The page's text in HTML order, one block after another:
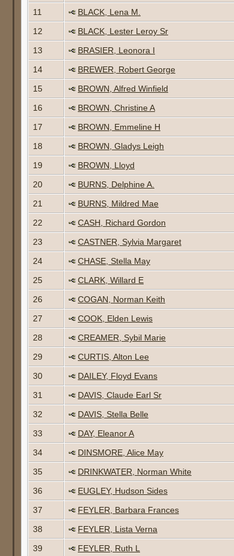
11
BLACK, Lena M.
12
BLACK, Lester Leroy Sr
13
BRASIER, Leonora I
14
BREWER, Robert George
15
BROWN, Alfred Winfield
16
BROWN, Christine A
17
BROWN, Emmeline H
18
BROWN, Gladys Leigh
19
BROWN, Lloyd
20
BURNS, Delphine A.
21
BURNS, Mildred Mae
22
CASH, Richard Gordon
23
CASTNER, Sylvia Margaret
24
CHASE, Stella May
25
CLARK, Willard E
26
COGAN, Norman Keith
27
COOK, Elden Lewis
28
CREAMER, Sybil Marie
29
CURTIS, Alton Lee
30
DAILEY, Floyd Evans
31
DAVIS, Claude Earl Sr
32
DAVIS, Stella Belle
33
DAY, Eleanor A
34
DINSMORE, Alice May
35
DRINKWATER, Norman White
36
EUGLEY, Hudson Sides
37
FEYLER, Barbara Frances
38
FEYLER, Lista Verna
39
FEYLER, Ruth L